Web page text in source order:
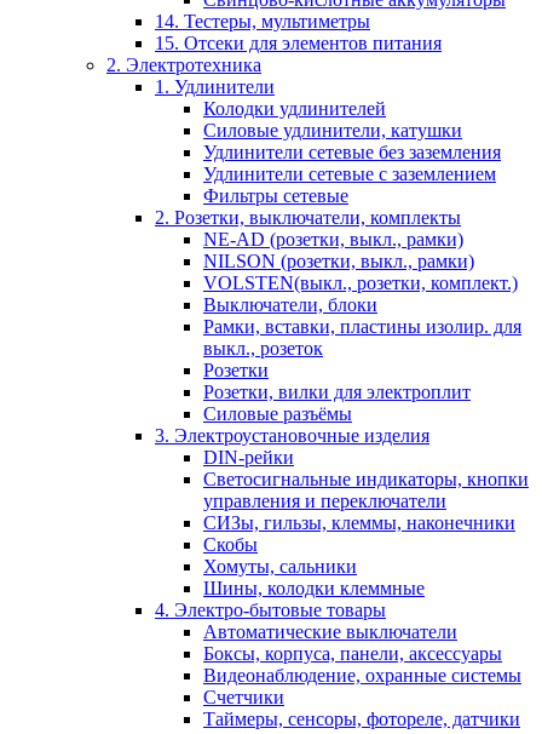
14. Тестеры, мультиметры
15. Отсеки для элементов питания
2. Электротехника
1. Удлинители
Колодки удлинителей
Силовые удлинители, катушки
Удлинители сетевые без заземления
Удлинители сетевые с заземлением
Фильтры сетевые
2. Розетки, выключатели, комплекты
NE-AD (розетки, выкл., рамки)
NILSON (розетки, выкл., рамки)
VOLSTEN(выкл., розетки, комплект.)
Выключатели, блоки
Рамки, вставки, пластины изолир. для
выкл., розеток
Розетки
Розетки, вилки для электроплит
Силовые разъёмы
3. Электроустановочные изделия
DIN-рейки
Светосигнальные индикаторы, кнопки
управления и переключатели
СИЗы, гильзы, клеммы, наконечники
Скобы
Хомуты, сальники
Шины, колодки клеммные
4. Электро-бытовые товары
Автоматические выключатели
Боксы, корпуса, панели, аксессуары
Видеонаблюдение, охранные системы
Счетчики
Таймеры, сенсоры, фотореле, датчики